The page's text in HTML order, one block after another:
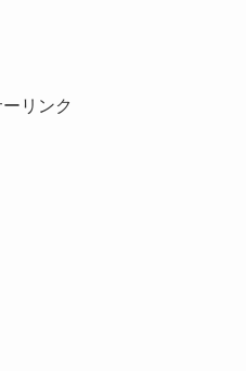
リンク